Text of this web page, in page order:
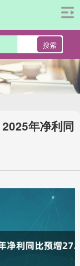
搜索
年净利同